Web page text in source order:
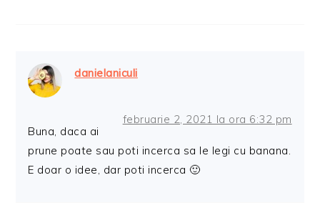
danielaniculi
februarie 2, 2021 la ora 6:32 pm
Buna, daca ai
prune poate sau poti incerca sa le legi cu banana.
E doar o idee, dar poti incerca 🙂